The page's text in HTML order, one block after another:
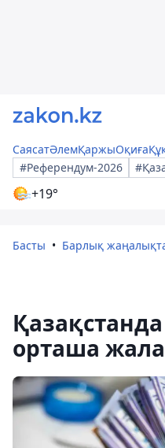
СаясатӘлемҚаржыОқиға
#Референдум-2026
+19°
Басты Барлық
орташа